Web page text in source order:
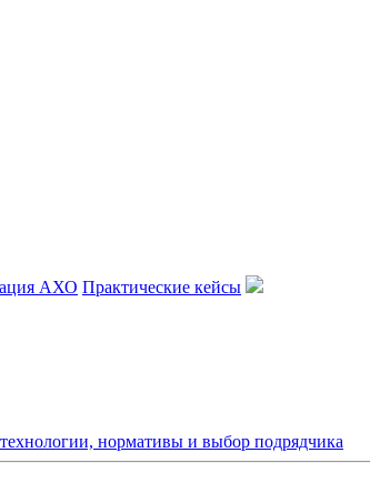
АХО Практические кейсы
нормативы и выбор подрядчика